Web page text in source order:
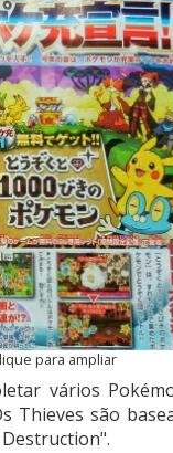
para ampliar
vários
Thieves são